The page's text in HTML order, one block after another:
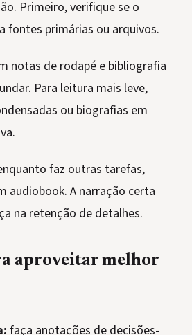
Primeiro, verifique se o
fontes primárias ou arquivos.
notas de rodapé e bibliografia
Para leitura mais leve,
ou biografias em
faz outras tarefas,
audiobook. A narração certa
na retenção de detalhes.
aproveitar melhor
faça anotações de decisões-